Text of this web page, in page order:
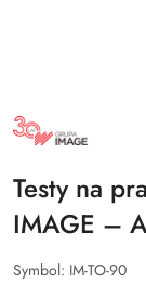
NAZWA
PRODUCENTA:
GRUPA
Testy na
IMAGE –
Symbol: IM-TO-90